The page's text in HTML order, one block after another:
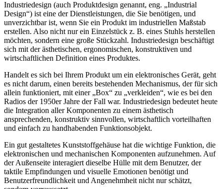
Industriedesign (auch Produktdesign genannt, eng. „Industrial
Design“) ist eine der Dienstleistungen, die Sie benötigen, und
unverzichtbar ist, wenn Sie ein Produkt im industriellen Maßstab
erstellen. Also nicht nur ein Einzelstück z. B. eines Stuhls herstellen
möchten, sondern eine große Stückzahl. Industriedesign beschäftigt
sich mit der ästhetischen, ergonomischen, konstruktiven und
wirtschaftlichen Definition eines Produktes.
Handelt es sich bei Ihrem Produkt um ein elektronisches Gerät, geht
es nicht darum, einen bereits bestehenden Mechanismus, der für sich
allein funktioniert, mit einer „Box“ zu „verkleiden“, wie es bei den
Radios der 1950er Jahre der Fall war. Industriedesign bedeutet heute
die Integration aller Komponenten zu einem ästhetisch
ansprechenden, konstruktiv sinnvollen, wirtschaftlich vorteilhaften
und einfach zu handhabenden Funktionsobjekt.
Ein gut gestaltetes Kunststoffgehäuse hat die wichtige Funktion, die
elektronischen und mechanischen Komponenten aufzunehmen. Auf
der Außenseite interagiert dieselbe Hülle mit dem Benutzer, der
taktile Empfindungen und visuelle Emotionen benötigt und
Benutzerfreundlichkeit und Angenehmheit nicht nur schätzt,